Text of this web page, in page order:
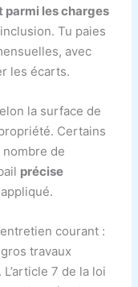
parmi les charges
Tu paies
avec
les écarts.
la surface de
Certains
de
précise
courant :
travaux
7 de la loi